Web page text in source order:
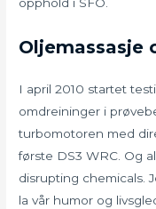
opphold i SFO.
Oljemassasje
I april 2010 startet
omdreininger i
turbomotoren med
første DS3 WRC. Og
disrupting chemicals.
la vår humor og